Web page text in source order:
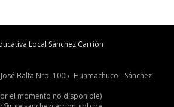
Local Sánchez Carrión
Balta Nro. 1005- Huamachuco - Sánchez
el momento no disponible)